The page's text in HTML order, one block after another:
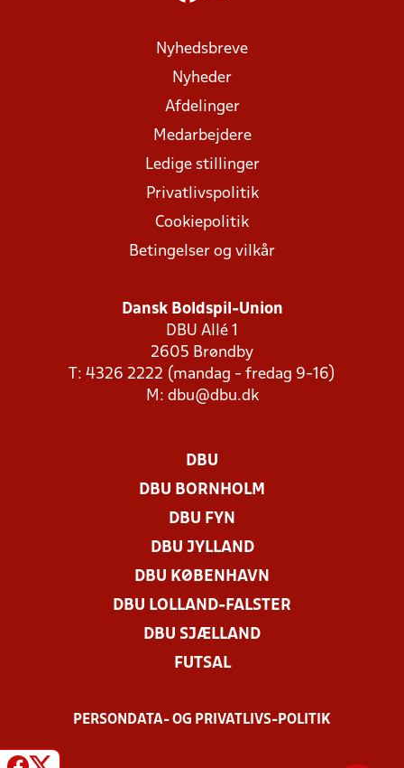
Nyhedsbreve
Nyheder
Afdelinger
Medarbejdere
Ledige stillinger
Privatlivspolitik
Cookiepolitik
Betingelser og vilkår
Dansk Boldspil-Union
DBU Allé 1
2605 Brøndby
T: 4326 2222 (mandag - fredag 9-16)
M: dbu@dbu.dk
DBU
DBU BORNHOLM
DBU FYN
DBU JYLLAND
DBU KØBENHAVN
DBU LOLLAND-FALSTER
DBU SJÆLLAND
FUTSAL
PERSONDATA- OG PRIVATLIVS-POLITIK